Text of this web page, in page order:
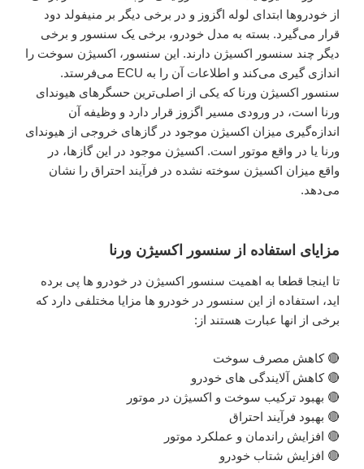
از خودروها ابتدای لوله اگزوز و در برخی دیگر بر منیفولد دود
قرار می‌گیرد. بسته به مدل خودرو، برخی یک سنسور و برخی
دیگر چند سنسور اکسیژن دارند. این سنسور، اکسیژن سوخت را
اندازی گیری می‌کند و اطلاعات آن را به ECU می‌فرستد.
سنسور اکسیژن ورنا که یکی از اصلی‌ترین حسگرهای هیوندای
ورنا است، در ورودی مسیر اگزوز قرار دارد و وظیفه آن
اندازه‌گیری میزان اکسیژن موجود در گازهای خروجی از هیوندای
ورنا یا در واقع موتور است. اکسیژن موجود در این گازها، در
واقع میزان اکسیژن سوخته نشده در فرآیند احتراق را نشان
می‌دهد.
مزایای استفاده از سنسور اکسیژن ورنا
تا اینجا قطعا به اهمیت سنسور اکسیژن در خودرو ها پی برده
اید، استفاده از این سنسور در خودرو ها مزایا مختلفی دارد که
برخی از انها عبارت هستند از:
🔴 کاهش مصرف سوخت
🔴 کاهش آلایندگی های خودرو
🔴 بهبود ترکیب سوخت و اکسیژن در موتور
🔴 بهبود فرآیند احتراق
🔴 افزایش راندمان و عملکرد موتور
🔴 افزایش شتاب خودرو